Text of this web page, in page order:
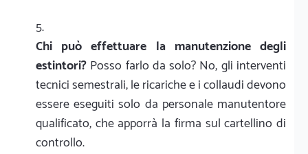
Chi può effettuare la manutenzione degli
estintori? Posso farlo da solo? No, gli interventi
tecnici semestrali, le ricariche e i collaudi devono
essere eseguiti solo da personale manutentore
qualificato, che apporrà la firma sul cartellino di
controllo.